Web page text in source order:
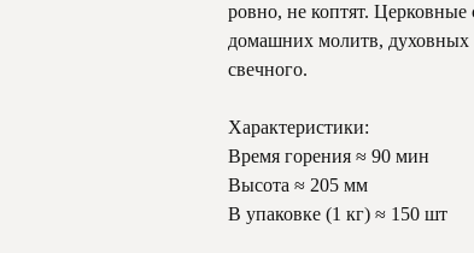
ровно, не коптят. Церковные
домашних молитв, духовных
свечного.
Характеристики:
Время горения ≈ 90 мин
Высота ≈ 205 мм
В упаковке (1 кг) ≈ 150 шт